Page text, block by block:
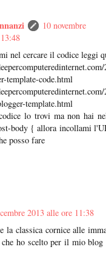
10 novembre
nel cercare il codice leggi
template-code.html
template.html
lo trovi ma non hai
body { allora incollami
posso fare
2013 alle ore 11:38
la classica cornice alle
ho scelto per il mio